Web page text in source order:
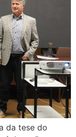
da tese do